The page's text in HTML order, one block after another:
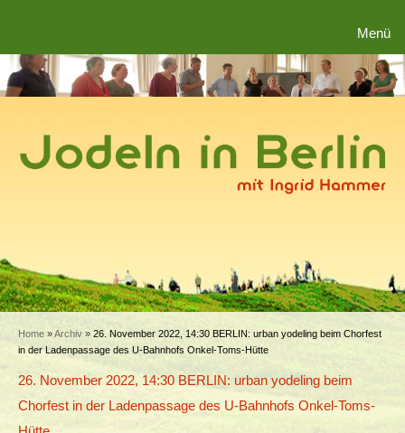
Home »Archiv » 26. November 2022, 14:30 BERLIN: urban yodeling beim Chorfest
in der Ladenpassage des U-Bahnhofs Onkel-Toms-Hütte
26. November 2022, 14:30 BERLIN: urban yodeling beim
Chorfest in der Ladenpassage des U-Bahnhofs Onkel-Toms-
Menü